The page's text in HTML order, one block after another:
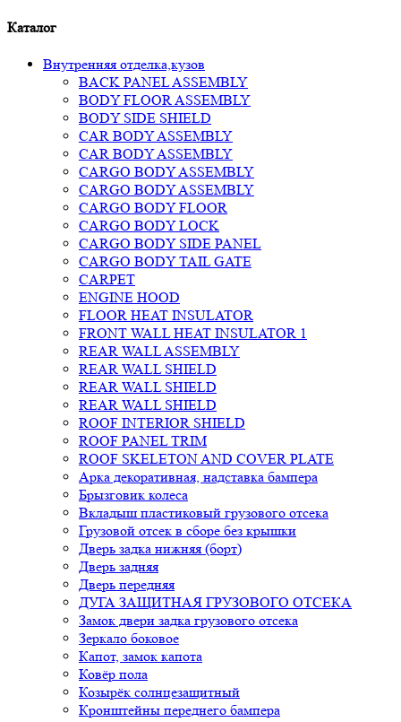
Каталог
Внутренняя отделка,кузов
BACK PANEL ASSEMBLY
BODY FLOOR ASSEMBLY
BODY SIDE SHIELD
CAR BODY ASSEMBLY
CAR BODY ASSEMBLY
CARGO BODY ASSEMBLY
CARGO BODY ASSEMBLY
CARGO BODY FLOOR
CARGO BODY LOCK
CARGO BODY SIDE PANEL
CARGO BODY TAIL GATE
CARPET
ENGINE HOOD
FLOOR HEAT INSULATOR
FRONT WALL HEAT INSULATOR 1
REAR WALL ASSEMBLY
REAR WALL SHIELD
REAR WALL SHIELD
REAR WALL SHIELD
ROOF INTERIOR SHIELD
ROOF PANEL TRIM
ROOF SKELETON AND COVER PLATE
Арка декоративная, надставка бампера
Брызговик колеса
Вкладыш пластиковый грузового отсека
Грузовой отсек в сборе без крышки
Дверь задка нижняя (борт)
Дверь задняя
Дверь передняя
ДУГА ЗАЩИТНАЯ ГРУЗОВОГО ОТСЕКА
Замок двери задка грузового отсека
Зеркало боковое
Капот, замок капота
Ковёр пола
Козырёк солнцезащитный
Кронштейны переднего бампера